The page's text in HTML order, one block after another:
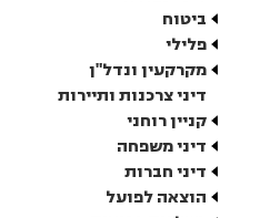
ביטוח
פלילי
מקרקעין ונדל"ן
דיני צרכנות ותיירות
קניין רוחני
דיני משפחה
דיני חברות
הוצאה לפועל